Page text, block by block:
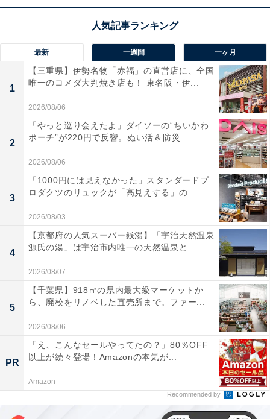
1 2
最新 一週間 一ヶ月
1
【三重県】伊勢名物「赤福」の直営店に、全国
唯一のコメダ大判焼き店も！ 東名阪・伊...
2026/08/06
2
「やっと巡り会えたよ」ダイソーの“ちいかわ
ポーチ”が220円で反響。ぬい活＆防災...
2026/08/06
3
「1000円には見えなかった」スタンダードプ
ロダクツのリュックが「高見えする」の...
2026/08/03
4
【京都府の人気スーパー銭湯】「宇治天然温泉
源氏の湯」は宇治市内唯一の天然温泉と...
2026/08/07
5
【千葉県】918㎡の県内最大級マーケットか
ら、廃校をリノベした直売所まで。ファー...
2026/08/06
PR
「え、こんなセールやってたの？」80％OFF
以上が続々登場！Amazonの本気が...
Amazon
Recommended by